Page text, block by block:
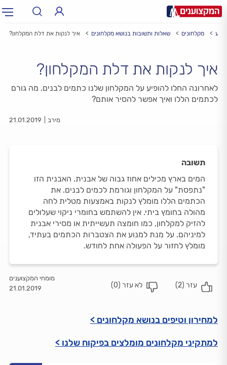
עיר: תל אביב, חיפה…
מקלחונים שאלות ותשובות בנושא מקלחונים איך לנקות את דלת המקלחון?
איך לנקות את דלת המקלחון?
לאחרונה החלו להופיע על המקלחון שלנו כתמים לבנים. מה גורם
לכתמים הללו ואיך אפשר להסיר אותם?
מירב 21.01.2019
תשובה
המים בארץ מכילים אחוז גבוה של אבנית. האבנית הזו
"נתפסת" על המקלחון וגורמת לכמים לבנים. את
הכתמים הללו מומלץ לנקות באמצעות מטלית לחה
מהולה בחומץ ביתי. אין להשתמש בחומרי ניקוי שעלולים
להזיק למקלחון, כמו חומצה תעשייתית או מסירי אבנית
למיניהם. על מנת למנוע את הצטברות הכתמים בעתיד,
מומלץ לחזור על הפעולה אחת לחודש.
2
)
0
)
מומחי המקצוענים
21.01.2019
למחירון וטיפים בנושא מקלחונים >
למתקיני מקלחונים מומלצים בפיקוח שלנו >